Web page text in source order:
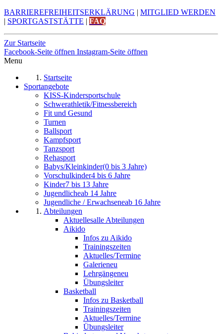
BARRIEREFREIHEITSERKLÄRUNG | MITGLIED WERDEN
| SPORTGASTSTÄTTE | FAQ
Zur Startseite
Facebook-Seite öffnen Instagram-Seite öffnen
Menu
Startseite
Sportangebote
KISS-Kindersportschule
Schwerathletik/Fitnessbereich
Fit und Gesund
Turnen
Ballsport
Kampfsport
Tanzsport
Rehasport
Babys/Kleinkinder(0 bis 3 Jahre)
Vorschulkinder4 bis 6 Jahre
Kinder7 bis 13 Jahre
Jugendlicheab 14 Jahre
Jugendliche / Erwachseneab 16 Jahre
Abteilungen
Aktuellesalle Abteilungen
Aikido
Infos zu Aikido
Trainingszeiten
Aktuelles/Termine
Galerieneu
Lehrgängeneu
Übungsleiter
Basketball
Infos zu Basketball
Trainingszeiten
Aktuelles/Termine
Übungsleiter